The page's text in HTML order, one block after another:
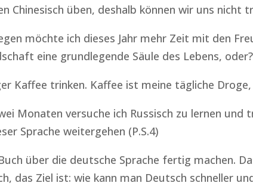
Chinesisch üben, deshalb können wir uns nicht
möchte ich dieses Jahr mehr Zeit mit den
eine grundlegende Säule des Lebens, oder?
Kaffee trinken. Kaffee ist meine tägliche Droge,
Monaten versuche ich Russisch zu lernen
Sprache weitergehen (P.S.4)
über die deutsche Sprache fertig machen.
das Ziel ist: wie kann man Deutsch schneller